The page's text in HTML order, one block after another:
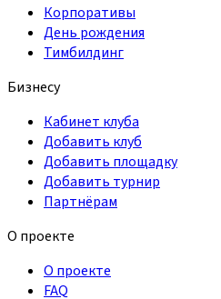
Корпоративы
День рождения
Тимбилдинг
Бизнесу
Кабинет клуба
Добавить клуб
Добавить площадку
Добавить турнир
Партнёрам
О проекте
О проекте
FAQ